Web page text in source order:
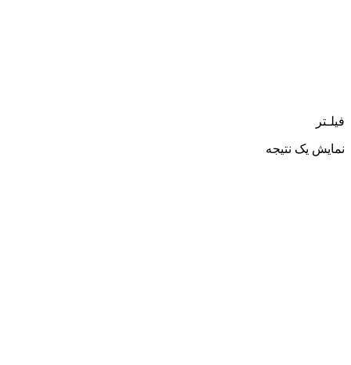
فیلـتر
نمایش یک نتیجه